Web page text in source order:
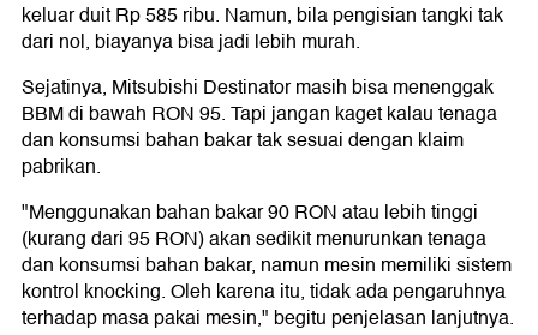
keluar duit Rp 585 ribu. Namun, bila pengisian tangki tak
dari nol, biayanya bisa jadi lebih murah.
Sejatinya, Mitsubishi Destinator masih bisa menenggak
BBM di bawah RON 95. Tapi jangan kaget kalau tenaga
dan konsumsi bahan bakar tak sesuai dengan klaim
pabrikan.
"Menggunakan bahan bakar 90 RON atau lebih tinggi
(kurang dari 95 RON) akan sedikit menurunkan tenaga
dan konsumsi bahan bakar, namun mesin memiliki sistem
kontrol knocking. Oleh karena itu, tidak ada pengaruhnya
terhadap masa pakai mesin," begitu penjelasan lanjutnya.